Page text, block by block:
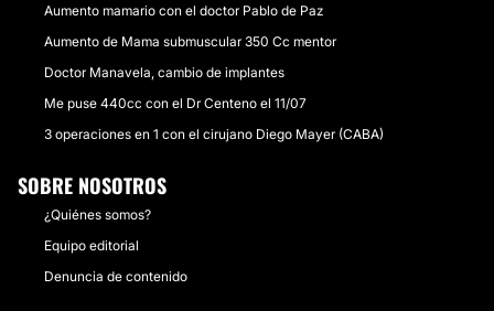
Aumento mamario con el doctor Pablo de Paz
Aumento de Mama submuscular 350 Cc mentor
Doctor Manavela, cambio de implantes
Me puse 440cc con el Dr Centeno el 11/07
3 operaciones en 1 con el cirujano Diego Mayer (CABA)
SOBRE NOSOTROS
¿Quiénes somos?
Equipo editorial
Denuncia de contenido